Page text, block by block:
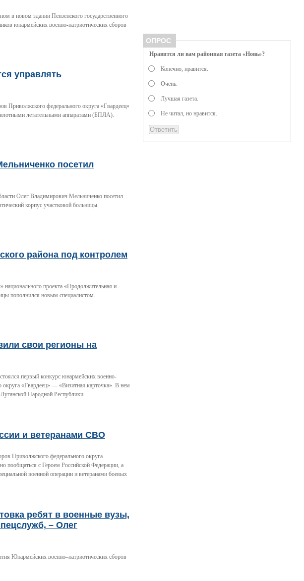
в новом здании Пензенского государственного
юнармейских военно-патриотических сборов
управлять
Приволжского федерального округа «Гвардеец»
летательными аппаратами (БПЛА).
посетил
Олег Владимирович Мельниченко посетил
корпус участковой больницы.
района под контролем
национального проекта «Продолжительная и
пополнился новым специалистом.
свои регионы на
первый конкурс юнармейских военно-
округа «Гвардеец» — «Визитная карточка». В нем
Народной Республики.
и ветеранами СВО
Приволжского федерального округа
пообщаться с Героем Российской Федерации, а
военной операции и ветеранами боевых
ребят в военные вузы,
– Олег
Юнармейских военно–патриотических сборов
ОПРОС
Нравится ли вам районная газета «Новь»?
Конечно, нравится.
Очень.
Лучшая газета.
Не читал, но нравится.